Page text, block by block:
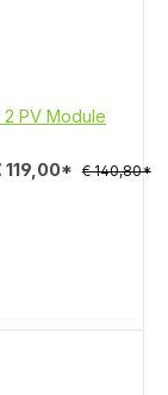
PV Module
119,00* € 140,80*